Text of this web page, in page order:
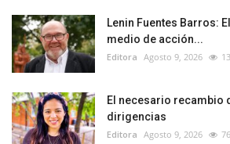
Lenin Fuentes Barros:
medio de acción...
Editora Agosto 9, 2026
El necesario recambio
dirigencias
Editora Agosto 9, 2026 76